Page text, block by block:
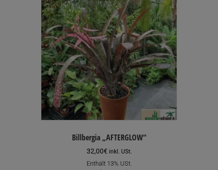
Billbergia „AFTERGLOW“
32,00€ inkl. USt.
Enthält 13% USt.